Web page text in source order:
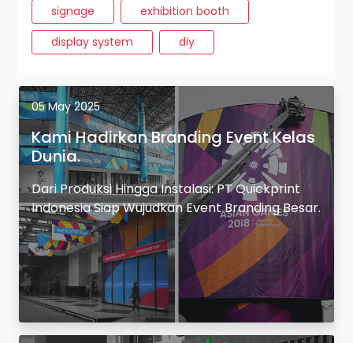
signage
exhibition booth
display system
diy
05 May 2025
Kami Hadirkan Branding Event Kelas
Dunia.
Dari Produksi Hingga Instalasi: PT Quickprint
Indonesia Siap Wujudkan Event Branding Besar.